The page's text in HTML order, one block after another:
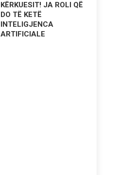
KËRKUESIT! JA ROLI QË
DO TË KETË
INTELIGJENCA
ARTIFICIALE